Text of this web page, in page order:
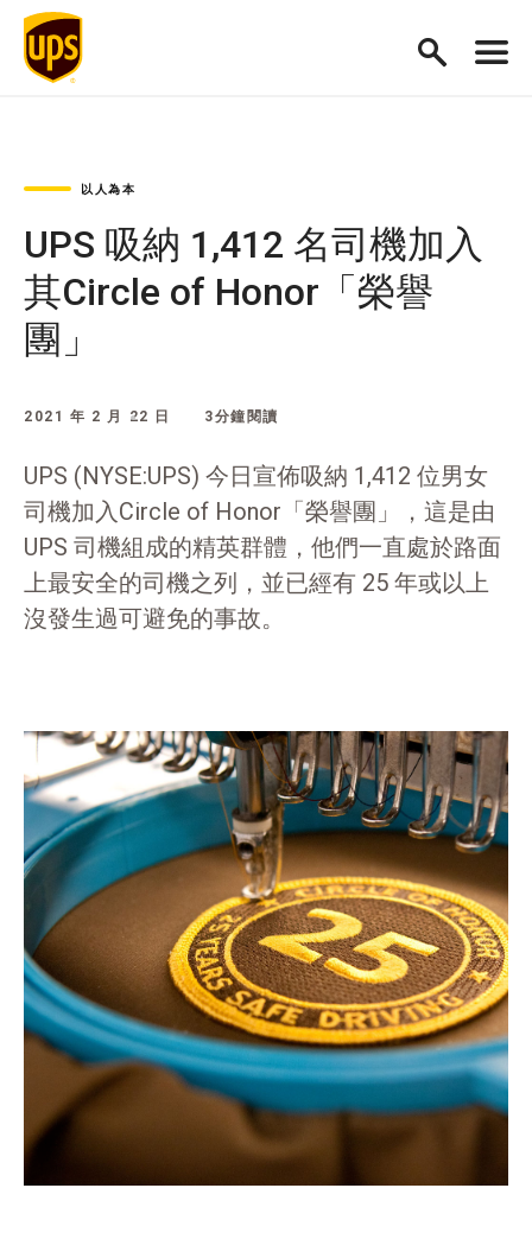
以人為本
UPS 吸納 1,412 名司機加入
其Circle of Honor「榮譽
團」
2021 年 2 月 22 日 3分鐘閱讀
UPS (NYSE:UPS) 今日宣佈吸納 1,412 位男女
司機加入Circle of Honor「榮譽團」，這是由
UPS 司機組成的精英群體，他們一直處於路面
上最安全的司機之列，並已經有 25 年或以上
沒發生過可避免的事故。